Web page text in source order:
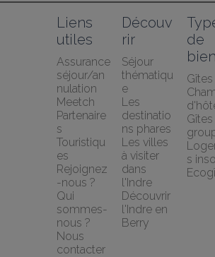
Liens
utiles
Assurance
séjour/an
nulation
Meetch
Partenaire
s
Touristiqu
es
Rejoignez
-nous ?
Qui
sommes-
nous ?
Nous
contacter
Découv
rir
Séjour
thématiqu
e
Les
destinatio
ns phares
Les villes
à visiter
dans
l'Indre
Découvrir
l'Indre en
Berry
de
Gîtes
s